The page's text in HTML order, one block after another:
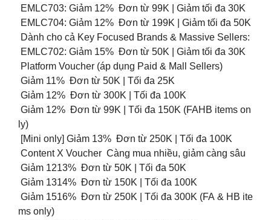
EMLC703: Giảm 12% Đơn từ 99K | Giảm tối đa 30K
EMLC704: Giảm 12% Đơn từ 199K | Giảm tối đa 50K
Dành cho cả Key Focused Brands & Massive Sellers:
EMLC702: Giảm 15% Đơn từ 50K | Giảm tối đa 30K
Platform Voucher (áp dụng Paid & Mall Sellers)
Giảm 11% Đơn từ 50K | Tối đa 25K
Giảm 12% Đơn từ 300K | Tối đa 100K
Giảm 12% Đơn từ 99K | Tối đa 150K (FAHB items on
ly)
[Mini only] Giảm 13% Đơn từ 250K | Tối đa 100K
Content X Voucher Càng mua nhiều, giảm càng sâu
Giảm 1213% Đơn từ 50K | Tối đa 50K
Giảm 1314% Đơn từ 150K | Tối đa 100K
Giảm 1516% Đơn từ 250K | Tối đa 300K (FA & HB ite
ms only)